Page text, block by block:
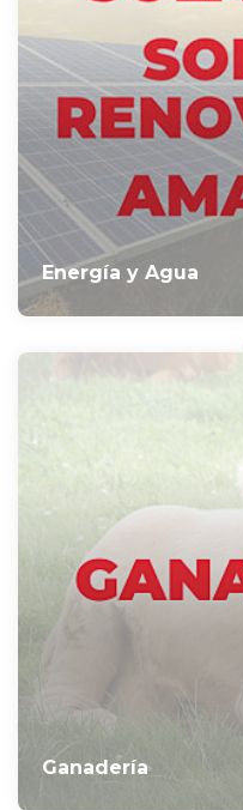
Energía y Agua
Ganadería